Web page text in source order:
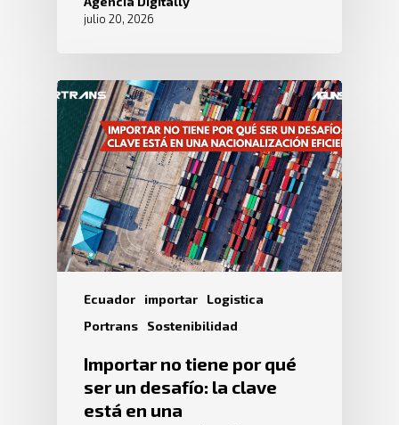
julio 20, 2026
Ecuador importar
Logistica
Portrans
Sostenibilidad
Importar no tiene por qué
ser un desafío: la clave
está en una